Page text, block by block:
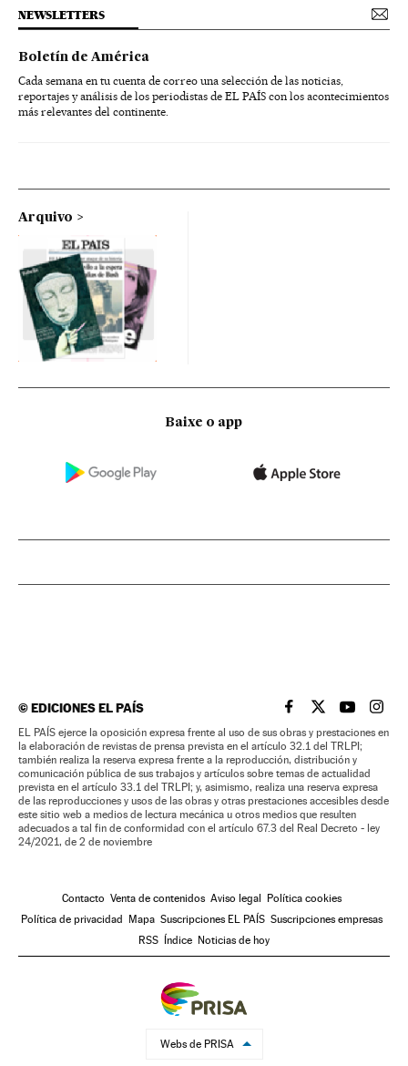
NEWSLETTERS
Boletín de América
Cada semana en tu cuenta de correo una selección de las noticias,
reportajes y análisis de los periodistas de EL PAÍS con los acontecimientos
más relevantes del continente.
Arquivo
Baixe o app
©EDICIONES EL PAÍS EL PAÍS BRASIL EN
EL PAÍSEL PAÍS
EL
EL PAÍS ejerce la oposición expresa frente al uso de sus obras y prestaciones en
la elaboración de revistas de prensa prevista en el artículo 32.1 del TRLPI;
también realiza la reserva expresa frente a la reproducción, distribución y
comunicación pública de sus trabajos y artículos sobre temas de actualidad
prevista en el artículo 33.1 del TRLPI; y, asimismo, realiza una reserva expresa
de las reproducciones y usos de las obras y otras prestaciones accesibles desde
este sitio web a medios de lectura mecánica u otros medios que resulten
adecuados a tal fin de conformidad con el artículo 67.3 del Real Decreto - ley
24/2021, de 2 de noviembre
Contacto Venta de contenidos Aviso legal
Política cookies
Política de privacidad
Mapa Suscripciones EL PAÍS Suscripciones empresas
RSS
Índice Noticias de hoy
Webs de PRISA